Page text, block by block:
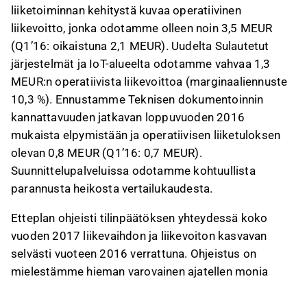
liiketoiminnan kehitystä kuvaa operatiivinen
liikevoitto, jonka odotamme olleen noin 3,5 MEUR
(Q1’16: oikaistuna 2,1 MEUR). Uudelta Sulautetut
järjestelmät ja IoT-alueelta odotamme vahvaa 1,3
MEUR:n operatiivista liikevoittoa (marginaaliennuste
10,3 %). Ennustamme Teknisen dokumentoinnin
kannattavuuden jatkavan loppuvuoden 2016
mukaista elpymistään ja operatiivisen liiketuloksen
olevan 0,8 MEUR (Q1’16: 0,7 MEUR).
Suunnittelupalveluissa odotamme kohtuullista
parannusta heikosta vertailukaudesta.
Etteplan ohjeisti tilinpäätöksen yhteydessä koko
vuoden 2017 liikevaihdon ja liikevoiton kasvavan
selvästi vuoteen 2016 verrattuna. Ohjeistus on
mielestämme hieman varovainen ajatellen monia